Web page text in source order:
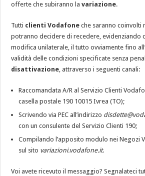
offerte che subiranno lavariazione.
Tutti clienti Vodafoneche saranno coinvolti
potranno decidere di recedere, evidenziando
modifica unilaterale, il tutto ovviamente fino
validità delle condizioni specificate senza
disattivazione, attraverso i seguenti canali:
Raccomandata A/R al Servizio Clienti
casella postale 190 10015 Ivrea (TO);
Scrivendo via PEC all’indirizzo
con un consulente del Servizio Clienti 190;
Compilando l’apposito modulo nei Negozi
sul sito variazioni.vodafone.it.
Voi avete ricevuto il messaggio? Segnalateci